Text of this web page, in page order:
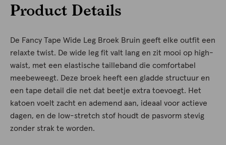
Product Details
De Fancy Tape Wide Leg Broek Bruin geeft elke outfit een
relaxte twist. De wide leg fit valt lang en zit mooi op high-
waist, met een elastische tailleband die comfortabel
meebeweegt. Deze broek heeft een gladde structuur en
een tape detail die net dat beetje extra toevoegt. Het
katoen voelt zacht en ademend aan, ideaal voor actieve
dagen, en de low-stretch stof houdt de pasvorm stevig
zonder strak te worden.